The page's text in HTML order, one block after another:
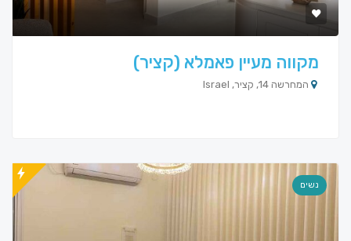
מקווה מעיין פאמלא (קציר)
המחרשה 14, קציר, Israel
נשים